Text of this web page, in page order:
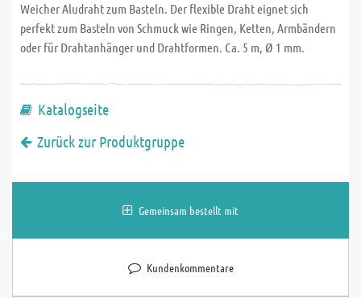
Weicher Aludraht zum Basteln. Der flexible Draht eignet sich
perfekt zum Basteln von Schmuck wie Ringen, Ketten, Armbändern
oder für Drahtanhänger und Drahtformen. Ca. 5 m, Ø 1 mm.
Katalogseite
Zurück zur Produktgruppe
Gemeinsam bestellt mit
Kundenkommentare